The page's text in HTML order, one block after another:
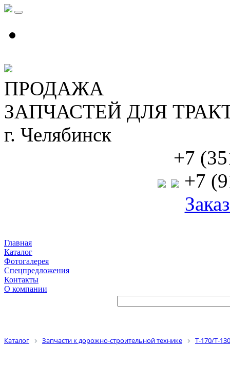
ПРОДАЖА
ЗАПЧАСТЕЙ ДЛЯ
г. Челябинск
+7
+7
Главная
Каталог
Фотогалерея
Спецпредложения
Контакты
О компании
Каталог Запчасти к дорожно-строительной технике Т-170/Т-